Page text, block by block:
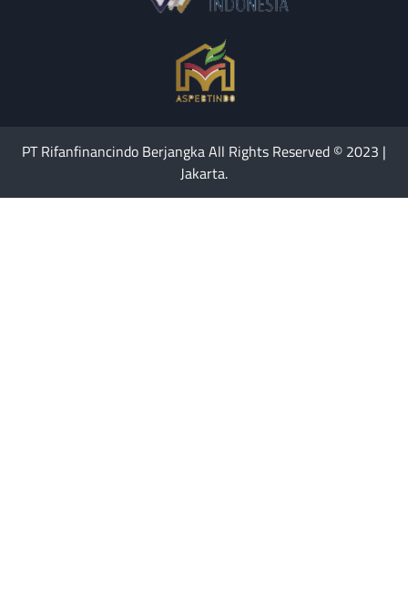
PT Rifanfinancindo Berjangka All Rights Reserved © 2023 |
Jakarta.